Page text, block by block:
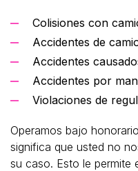
Colisiones con
Accidentes de
Accidentes
Accidentes por
Violaciones de
Operamos bajo
significa que usted no
su caso. Esto le permite